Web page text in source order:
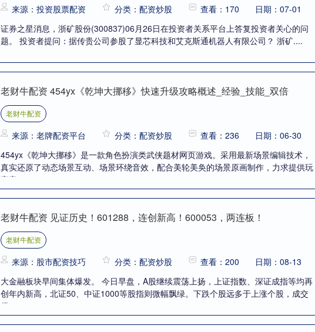
来源：投资股票配资 分类：配资炒股 查看：170
日期：07-01
证券之星消息，浙矿股份(300837)06月26日在投资者关系平台上答复投资者关心的问
题。 投资者提问：据传贵公司参股了显芯科技和艾克斯通机器人有限公司？ 浙矿....
老财牛配资 454yx《乾坤大挪移》快速升级攻略概述_经验_技能_双倍
老财牛配资
来源：老牌配资平台 分类：配资炒股 查看：236
日期：06-30
454yx《乾坤大挪移》是一款角色扮演类武侠题材网页游戏。采用最新场景编辑技术，
真实还原了动态场景互动、场景环绕音效，配合美轮美奂的场景原画制作，力求提供玩
家完....
老财牛配资 见证历史！601288，连创新高！600053，两连板！
老财牛配资
来源：股市配资技巧 分类：配资炒股 查看：200
日期：08-13
大金融板块早间集体爆发。 今日早盘，A股继续震荡上扬，上证指数、深证成指等均再
创年内新高，北证50、中证1000等股指则微幅飘绿。下跌个股远多于上涨个股，成交
保....